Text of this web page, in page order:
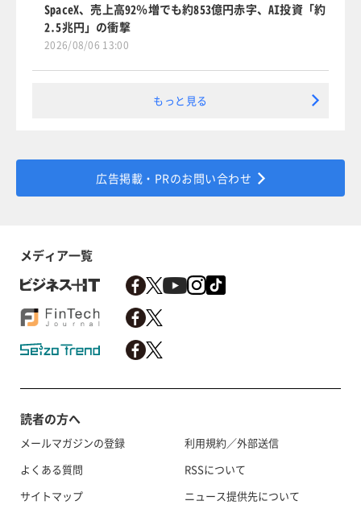
SpaceX、売上高92％増でも約853億円赤字、AI投資「約
2.5兆円」の衝撃
2026/08/06 13:00
もっと見る
広告掲載・PRのお問い合わせ
メディア一覧
読者の方へ
メールマガジンの登録
よくある質問
サイトマップ
利用規約／外部送信
RSSについて
ニュース提供先について